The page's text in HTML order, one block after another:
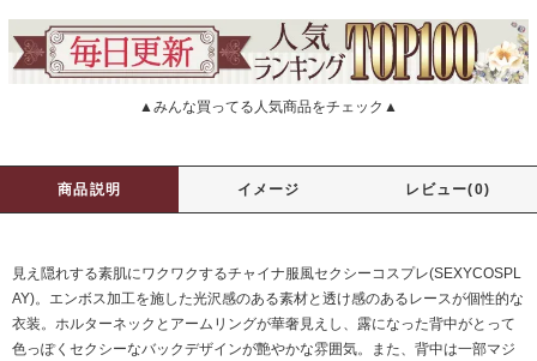
▲みんな買ってる人気商品をチェック▲
商品説明 イメージ レビュー(0)
見え隠れする素肌にワクワクするチャイナ服風セクシーコスプレ(SEXYCOSPL
AY)。エンボス加工を施した光沢感のある素材と透け感のあるレースが個性的な
衣装。ホルターネックとアームリングが華奢見えし、露になった背中がとって
色っぽくセクシーなバックデザインが艶やかな雰囲気。また、背中は一部マジ